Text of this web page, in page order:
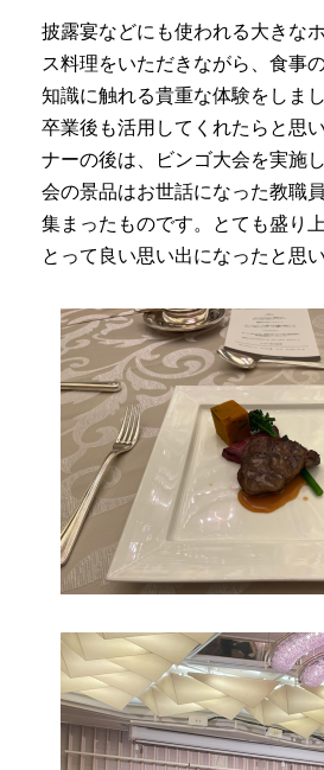
披露宴などにも使われる大きな
ス料理をいただきながら、食事
知識に触れる貴重な体験をしま
卒業後も活用してくれたらと思
ナーの後は、ビンゴ大会を実施
会の景品はお世話になった教職
集まったものです。とても盛り
とって良い思い出になったと思い